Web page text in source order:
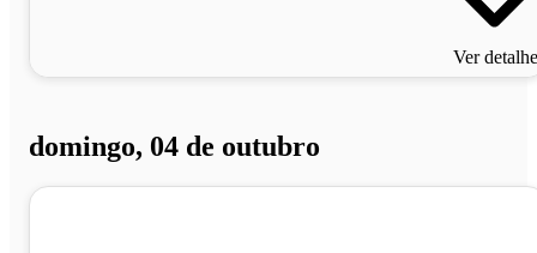
Ver
domingo, 04 de outubro